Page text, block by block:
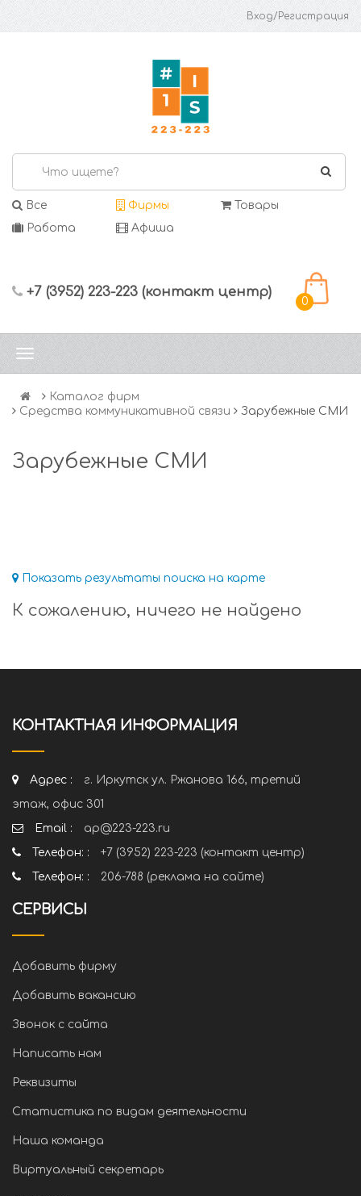
Вход/Регистрация
Все Фирмы
Товары
Работа
Афиша
+7 (3952) 223-223 (контакт центр)
0
Каталог фирм
Средства коммуникативной связи
Зарубежные СМИ
Зарубежные СМИ
Показать результаты поиска на карте
К сожалению, ничего не найдено
КОНТАКТНАЯ ИНФОРМАЦИЯ
Адрес :
г. Иркутск ул. Ржанова 166, третий
этаж, офис 301
Email :
ap@223-223.ru
Телефон: :
+7 (3952) 223-223 (контакт центр)
Телефон: :
206-788 (реклама на сайте)
СЕРВИСЫ
Добавить фирму
Добавить вакансию
Звонок с сайта
Написать нам
Реквизиты
Статистика по видам деятельности
Наша команда
Виртуальный секретарь